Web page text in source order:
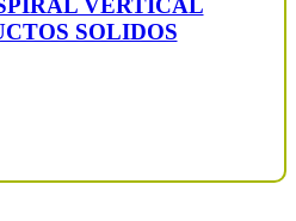
VERTICAL
SOLIDOS